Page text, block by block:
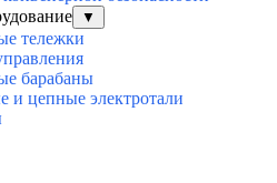
▼
тележки
барабаны
и цепные электротали